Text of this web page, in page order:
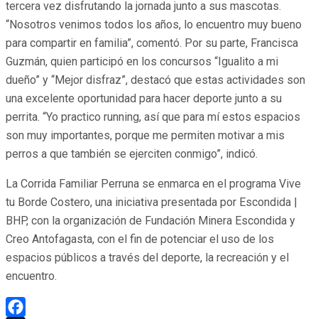
tercera vez disfrutando la jornada junto a sus mascotas.
“Nosotros venimos todos los años, lo encuentro muy bueno
para compartir en familia”, comentó. Por su parte, Francisca
Guzmán, quien participó en los concursos “Igualito a mi
dueño” y “Mejor disfraz”, destacó que estas actividades son
una excelente oportunidad para hacer deporte junto a su
perrita. “Yo practico running, así que para mí estos espacios
son muy importantes, porque me permiten motivar a mis
perros a que también se ejerciten conmigo”, indicó.
La Corrida Familiar Perruna se enmarca en el programa Vive
tu Borde Costero, una iniciativa presentada por Escondida |
BHP, con la organización de Fundación Minera Escondida y
Creo Antofagasta, con el fin de potenciar el uso de los
espacios públicos a través del deporte, la recreación y el
encuentro.